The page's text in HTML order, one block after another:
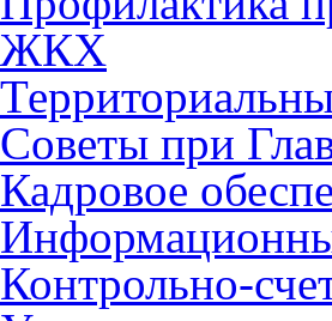
ЖКХ
Советы при
Кадровое
Контрольно-